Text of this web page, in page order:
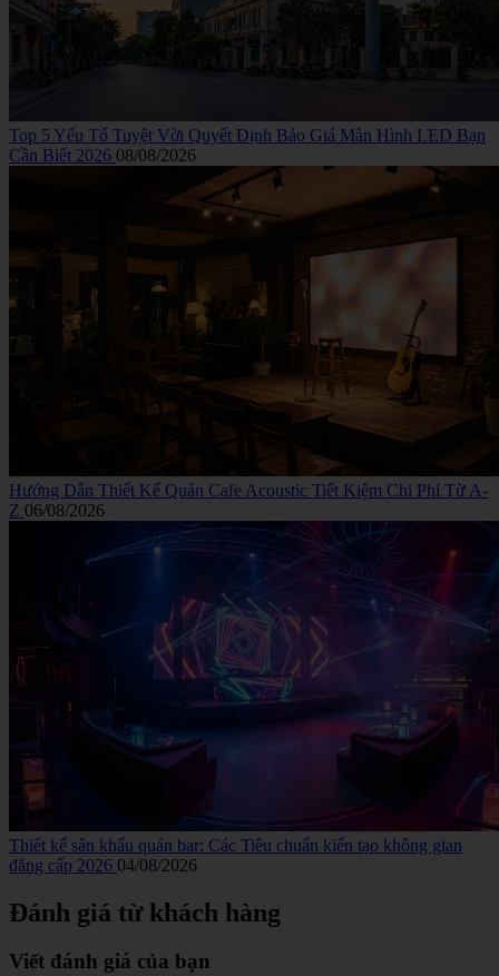
Top 5 Yếu Tố Tuyệt Vời Quyết Định Báo Giá Màn Hình LED Bạn
Cần Biết 2026 08/08/2026
Hướng Dẫn Thiết Kế Quán Cafe Acoustic Tiết Kiệm Chi Phí Từ A-
Z 06/08/2026
Thiết kế sân khấu quán bar: Các Tiêu chuẩn kiến tạo không gian
đẳng cấp 2026 04/08/2026
Đánh giá từ khách hàng
Viết đánh giá của bạn